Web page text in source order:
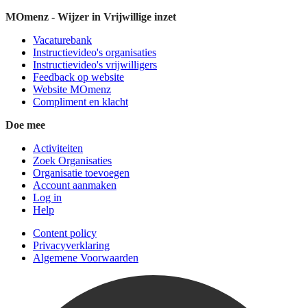
MOmenz - Wijzer in Vrijwillige inzet
Vacaturebank
Instructievideo's organisaties
Instructievideo's vrijwilligers
Feedback op website
Website MOmenz
Compliment en klacht
Doe mee
Activiteiten
Zoek Organisaties
Organisatie toevoegen
Account aanmaken
Log in
Help
Content policy
Privacyverklaring
Algemene Voorwaarden